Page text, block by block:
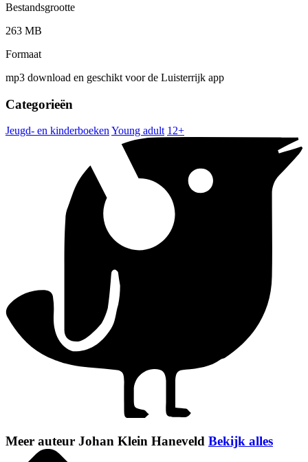
Bestandsgrootte
263 MB
Formaat
mp3 download en geschikt voor de Luisterrijk app
Categorieën
Jeugd- en kinderboeken Young adult 12+
Meer auteur Johan Klein Haneveld Bekijk alles